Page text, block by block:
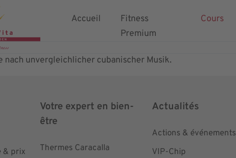
Accueil
Fitness
Premium
Cours
nach unvergleichlicher cubanischer Musik.
& prix
Votre expert en bien-
être
Thermes Caracalla
Actualités
Actions & événements
VIP-Chip